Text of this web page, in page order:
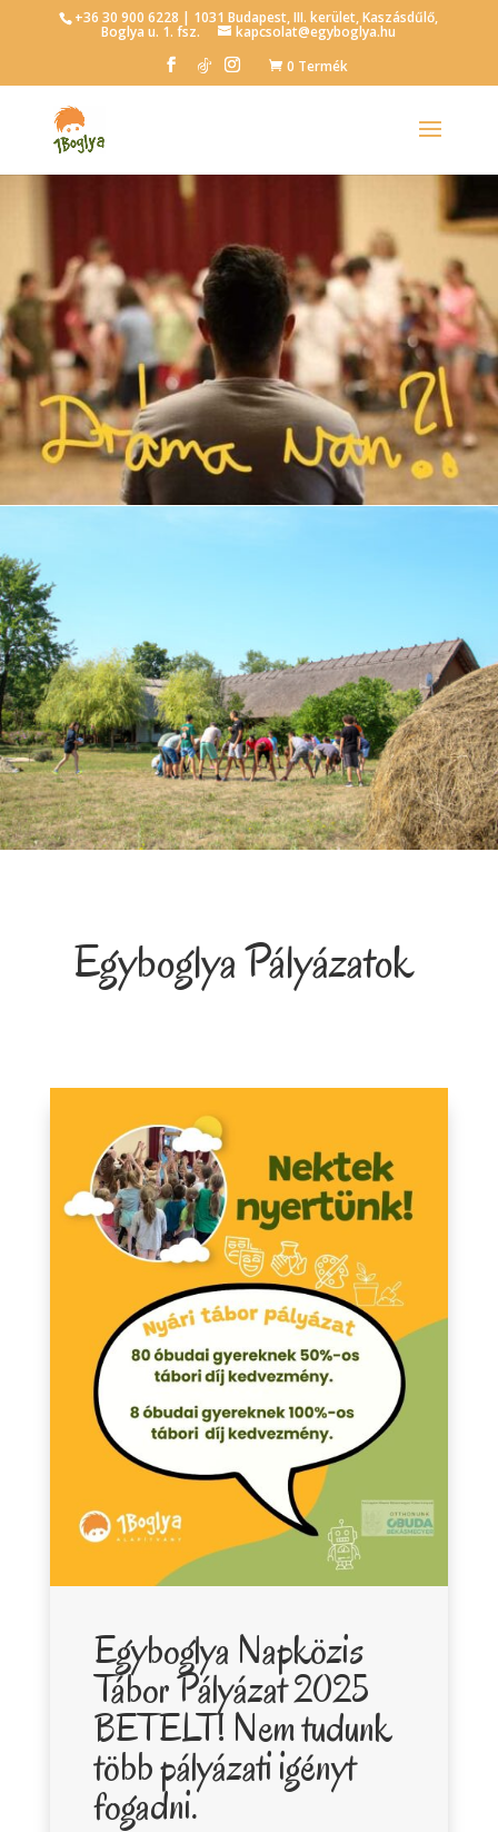
+36 30 900 6228 | 1031 Budapest, III. kerület, Kaszásdűlő,
Boglya u. 1. fsz.
kapcsolat@egyboglya.hu
0 Termék
Egyboglya Pályázatok
Egyboglya Napközis
Tábor Pályázat 2025
BETELT! Nem tudunk
több pályázati igényt
fogadni.